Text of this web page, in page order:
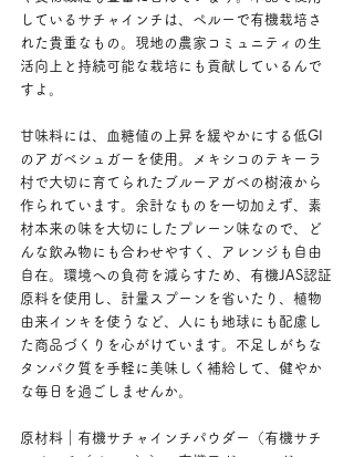
しているサチャインチは、ペルーで有機栽培さ
れた貴重なもの。現地の農家コミュニティの生
活向上と持続可能な栽培にも貢献しているんで
すよ。
甘味料には、血糖値の上昇を緩やかにする低GI
のアガベシュガーを使用。メキシコのテキーラ
村で大切に育てられたブルーアガベの樹液から
作られています。余計なものを一切加えず、素
材本来の味を大切にしたプレーン味なので、ど
んな飲み物にも合わせやすく、アレンジも自由
自在。環境への負荷を減らすため、有機JAS認証
原料を使用し、計量スプーンを省いたり、植物
由来インキを使うなど、人にも地球にも配慮し
た商品づくりを心がけています。不足しがちな
タンパク質を手軽に美味しく補給して、健やか
な毎日を過ごしませんか。
原材料｜有機サチャインチパウダー（有機サチ